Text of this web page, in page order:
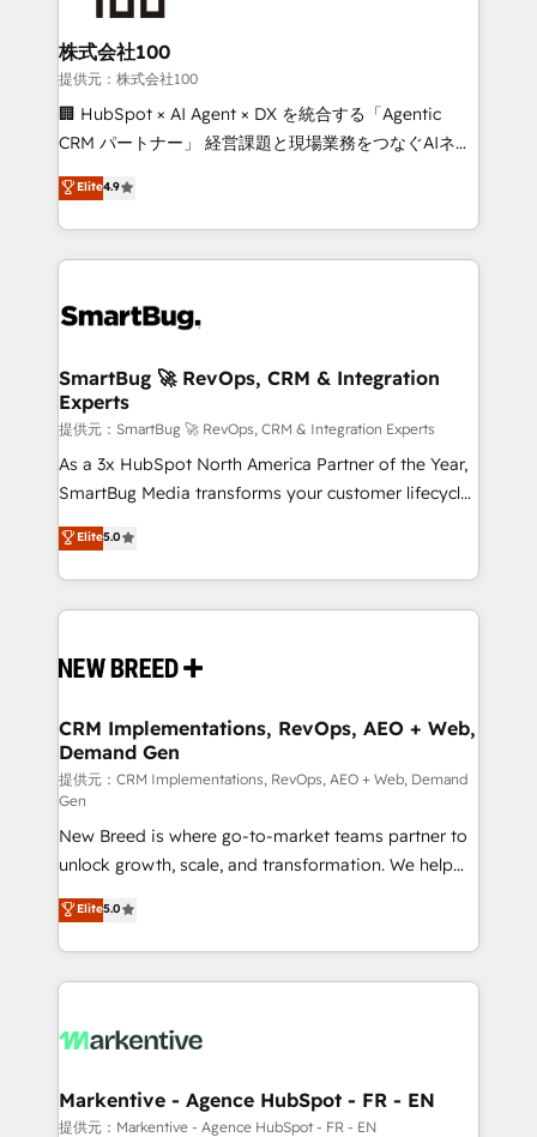
and build AI-powered workflows that drive adoption
from week one, in your time zone. What we do ➤
Onboarding: Live in weeks, with workflows built
around your business, not a template. ➤ Migration:
Move from any legacy CRM. Zero downtime, full data
run your revenue process. Sales, marketing, and
service wired together. ➤ AI and Integrations: Layer
tune-ups, feature rollouts, adoption coaching. Buying
HubSpot, switching to it, or reviving a stale portal?
We are built for the work.
株式会社100
提供元：株式会社100
🏢 HubSpot × AI Agent × DX を統合する「Agentic
CRM パートナー」 経営課題と現場業務をつなぐAIネイ
ティブ・エージェンシーとして、HubSpot Eliteの実装
力で顧客フロント業務を再設計します。 💡 100inc は何
をする会社か？ HubSpotを共通基盤に、AIエージェン
トを組み込んだ顧客フロント業務（マーケティング・営
ィブ・エージェンシーです。事業部・グループ会社・部
を、CRMを軸とした全社共通基盤に再構築します。意
思決定者・PMO・現場担当者に並走します。 1️⃣
HubSpot導入・活用支援 顧客データの一元化から、
GTMの見える化・自動化まで。全Hub統合運用、デー
タ品質設計、グループ横断のCRM統合に対応します。
の一部をAIが自律実行する組織への移行を設計・実装。
Breeze・Claude等をHubSpotと連携させ、役割定義・
革を、構想から実装・定着までPMOとして主導。「設
の統合・浸透・変革管理を実行します。 ▸ CMS戦略設
計・構築：リード獲得・CVR・SEOを前提にした情報設
計・導線設計・テンプレート設計をContent Hubで一体
提供。 ▸ 既存CRM・MAからの移行支援：Salesforce・
Marketo・Pardot等からの移行、カスタム設計、履歴
データ移行と活用設計まで。 ▸ AEO対応：ChatGPT・
ンツとサイト構造を最適化。 🏆 なぜ100incを選ぶの
か？ ✓ HubSpot Eliteパートナー認定 ✓ HubSpotアワ
ード受賞・HUGリーダー ✓ ISO27001:2022 /
HubSpot大百科 出版 CRM・AI活用に関するご相談、現
せください。
Elite4.9
SmartBug 🚀 RevOps, CRM & Integration
Experts
提供元：SmartBug 🚀 RevOps, CRM & Integration Experts
As a 3x HubSpot North America Partner of the Year,
SmartBug Media transforms your customer lifecycle
into a revenue engine. Our unified ecosystem
includes specialized divisions Globalia (AI &
Software) and Point Success Media (Paid Media),
making this the official home for all three brands. 🔄
and system integrations powered by Globalia’s
trainers to drive platform adoption. 📈 Revenue
Generation - Full-funnel marketing and high-
performance advertising via Point Success Media. -
Expert deployment of Breeze AI and custom agents
to automate growth. 🏆 Elite Excellence - 8 platform
accreditations and deep HIPAA-compliance
expertise. - A team of 250+ experts dedicated to
your resilient growth.
Elite5.0
CRM Implementations, RevOps, AEO + Web,
Demand Gen
提供元：CRM Implementations, RevOps, AEO + Web, Demand
Gen
New Breed is where go-to-market teams partner to
unlock growth, scale, and transformation. We help
companies activate HubSpot’s AI-powered
customer platform and operationalize HubSpot’s
Loop Marketing framework through expert-led
services, smart agents, and purpose-built apps,
results, fast. ⚙️CRM & RevOps: Align all Hubs to your
🎯Demand Gen & ABM: Drive pipeline with inbound,
ABM, AEO, SEO, & paid media. 👩‍💻Web Design:
Elite5.0
Markentive - Agence HubSpot - FR - EN
提供元：Markentive - Agence HubSpot - FR - EN